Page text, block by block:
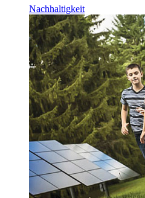
Nachhaltigkeit